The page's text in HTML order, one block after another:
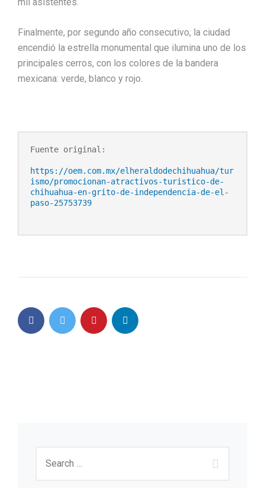
Finalmente, por segundo año consecutivo, la ciudad
encendió la estrella monumental que ilumina uno de los
principales cerros, con los colores de la bandera
mexicana: verde, blanco y rojo.
Fuente original:
https://oem.com.mx/elheraldodechihuahua/tur
ismo/promocionan-atractivos-turistico-de-
chihuahua-en-grito-de-independencia-de-el-
paso-25753739